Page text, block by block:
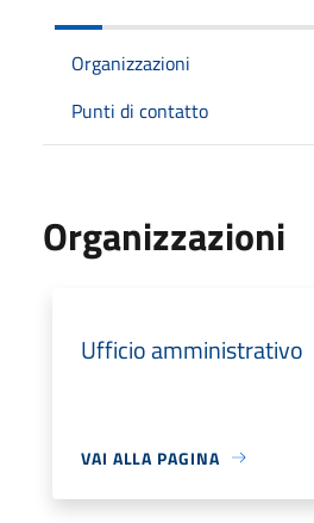
Organizzazioni
Punti di contatto
Organizzazioni
Ufficio amministrativo
VAI ALLA PAGINA